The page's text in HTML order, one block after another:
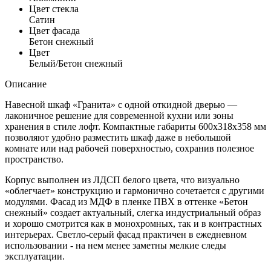
Цвет стекла
Сатин
Цвет фасада
Бетон снежный
Цвет
Белый/Бетон снежный
Описание
Навесной шкаф «Гранита» с одной откидной дверью —
лаконичное решение для современной кухни или зоны
хранения в стиле лофт. Компактные габариты 600x318x358 мм
позволяют удобно разместить шкаф даже в небольшой
комнате или над рабочей поверхностью, сохранив полезное
пространство.
Корпус выполнен из ЛДСП белого цвета, что визуально
«облегчает» конструкцию и гармонично сочетается с другими
модулями. Фасад из МДФ в пленке ПВХ в оттенке «Бетон
снежный» создает актуальный, слегка индустриальный образ
и хорошо смотрится как в монохромных, так и в контрастных
интерьерах. Светло-серый фасад практичен в ежедневном
использовании - на нем менее заметны мелкие следы
эксплуатации.